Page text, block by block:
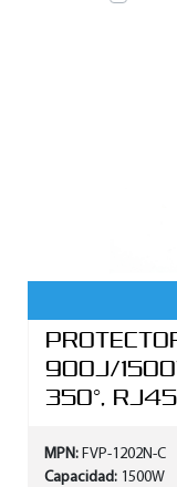
900J/
350°,
MPN: FVP-1202N-C
Capacidad: 1500W